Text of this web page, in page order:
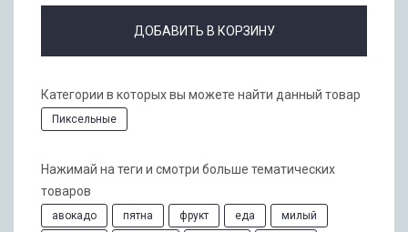
ДОБАВИТЬ В КОРЗИНУ
Категории в которых вы можете найти данный товар
Пиксельные
Нажимай на теги и смотри больше тематических
товаров
авокадо пятна фрукт еда
милый